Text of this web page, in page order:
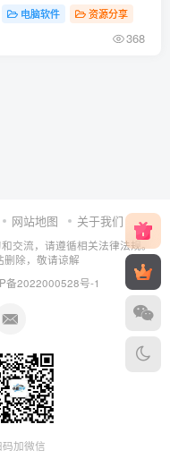
电脑软件 资源分享
368
网站地图 关于我们
交流，请遵循相关法律法规。
删除，敬请谅解
备2022000528号-1
码加微信